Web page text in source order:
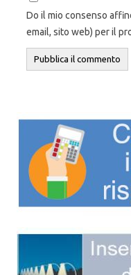
Do il mio consenso
email, sito web) per il